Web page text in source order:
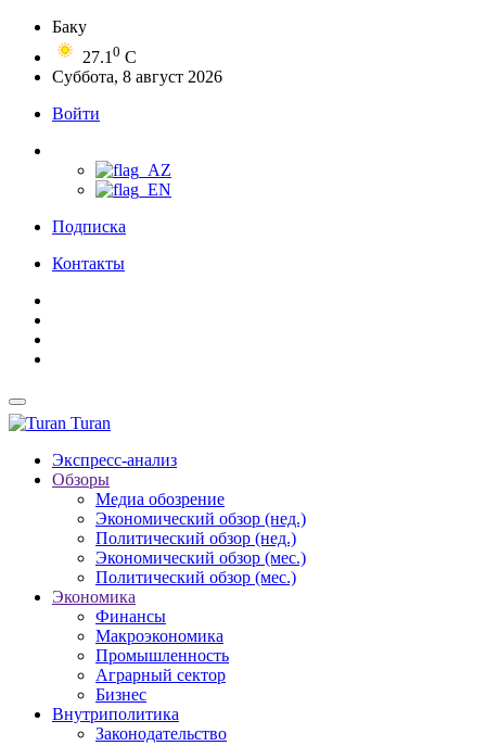
Баку
27.1 0 C
Суббота, 8 август 2026
Войти
Подписка
Контакты
Turan
Экспресс-анализ
Обзоры
Медиа обозрение
Экономический обзор (нед.)
Политический обзор (нед.)
Экономический обзор (мес.)
Политический обзор (мес.)
Экономика
Финансы
Макроэкономика
Промышленность
Аграрный сектор
Бизнес
Внутриполитика
Законодательство